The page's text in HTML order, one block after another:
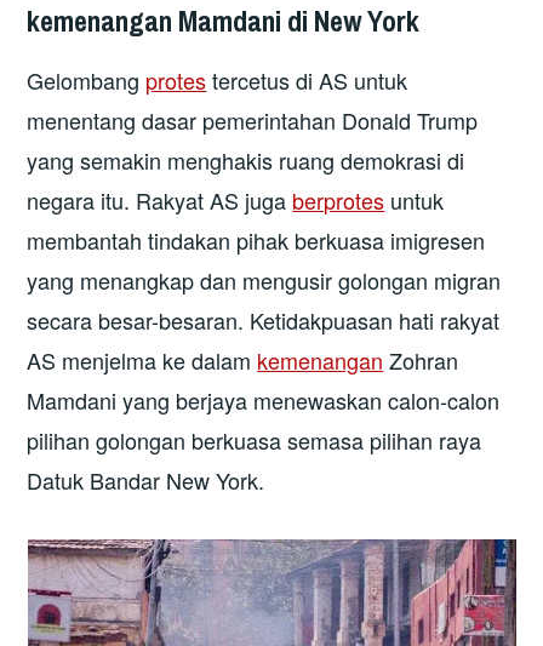
kemenangan Mamdani di New York
Gelombang protestercetus di AS untuk
menentang dasar pemerintahan Donald Trump
yang semakin menghakis ruang demokrasi di
negara itu. Rakyat AS juga berprotes untuk
membantah tindakan pihak berkuasa imigresen
yang menangkap dan mengusir golongan migran
secara besar-besaran. Ketidakpuasan hati rakyat
AS menjelma ke dalam kemenangan Zohran
Mamdani yang berjaya menewaskan calon-calon
pilihan golongan berkuasa semasa pilihan raya
Datuk Bandar New York.